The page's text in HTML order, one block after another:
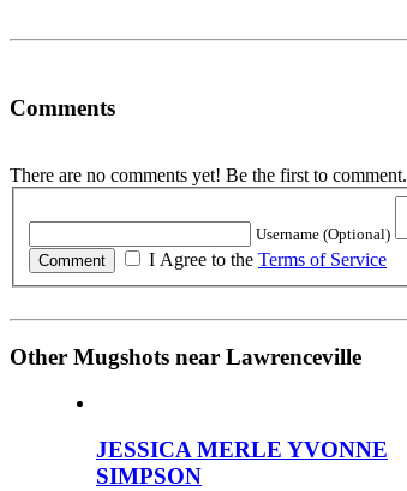
Comments
There are no comments yet! Be the first to comment.
Username (Optional)
I Agree to the Terms of Service
Other Mugshots near Lawrenceville
JESSICA MERLE YVONNE
SIMPSON